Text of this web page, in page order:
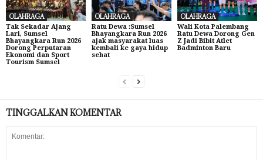
OLAHRAGA
Tak Sekadar Ajang
Lari, Sumsel
Bhayangkara Run 2026
Dorong Perputaran
Ekonomi dan Sport
Tourism Sumsel
OLAHRAGA
Ratu Dewa :Sumsel
Bhayangkara Run 2026
ajak masyarakat luas
kembali ke gaya hidup
sehat
OLAHRAGA
Wali Kota Palembang
Ratu Dewa Dorong Gen
Z Jadi Bibit Atlet
Badminton Baru
TINGGALKAN KOMENTAR